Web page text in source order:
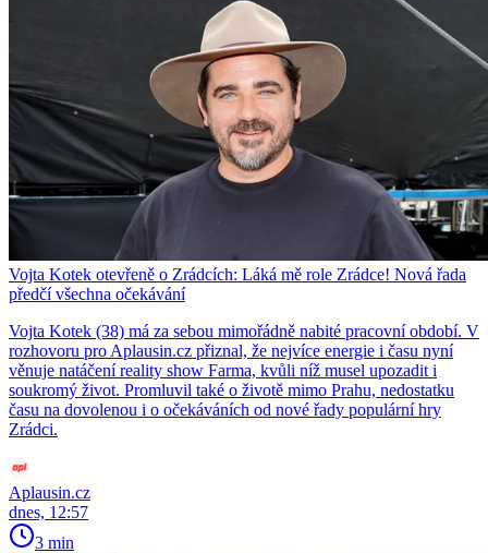
Vojta Kotek otevřeně o Zrádcích: Láká mě role Zrádce! Nová řada
předčí všechna očekávání
Vojta Kotek (38) má za sebou mimořádně nabité pracovní období. V
rozhovoru pro Aplausin.cz přiznal, že nejvíce energie i času nyní
věnuje natáčení reality show Farma, kvůli níž musel upozadit i
soukromý život. Promluvil také o životě mimo Prahu, nedostatku
času na dovolenou i o očekáváních od nové řady populární hry
Zrádci.
Aplausin.cz
dnes, 12:57
3 min